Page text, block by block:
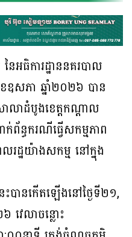
ៃអធិការដ្ឋាននគរបាល
ឧសភា ឆ្នាំ២០២៦ បាន
លាដំបូងខេត្តកណ្ដាល
ក់ព័ន្ធករណីធ្វើសកម្មភាព
រដ្ឋយ៉ាងសកម្ម នៅក្នុង
បានកើតឡើងនៅថ្ងៃទី២១,
វេលាចន្លោះ